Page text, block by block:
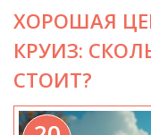
Читатели узнают,
применять этот
ХОРОШАЯ
КРУИЗ:
СТОИТ?